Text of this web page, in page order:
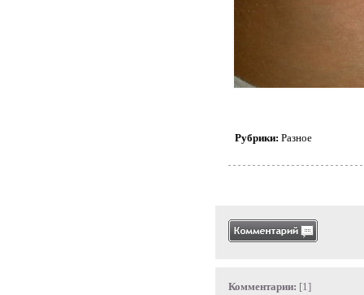
Рубрики: Разное
Комментарии: [1]